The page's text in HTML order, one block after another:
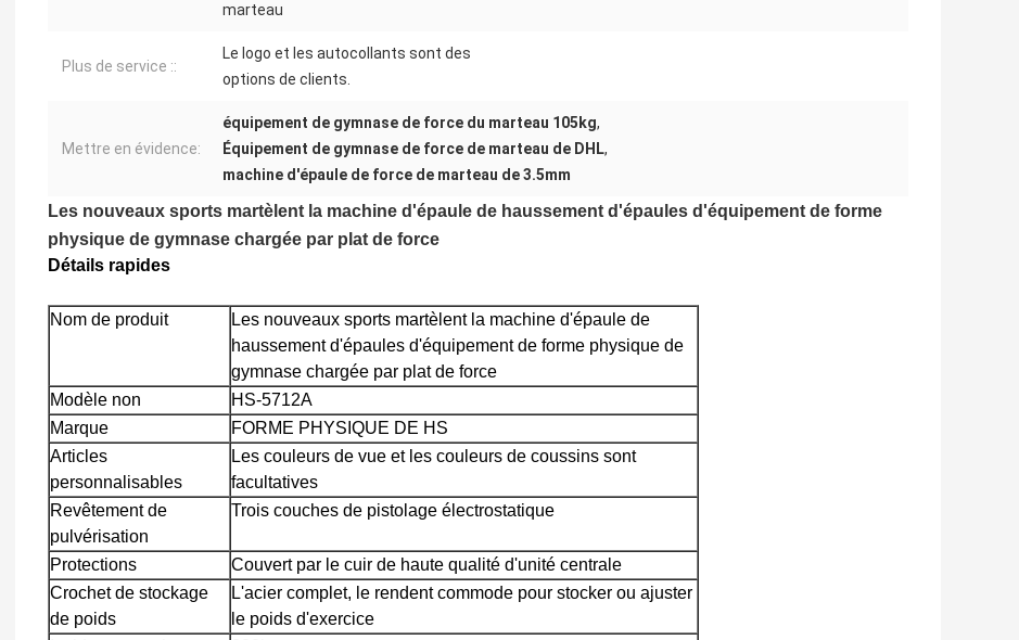
marteau
Plus de service ::
Le logo et les autocollants sont des
options de clients.
Mettre en évidence:
équipement de gymnase de force du marteau 105kg,
Équipement de gymnase de force de marteau de DHL,
machine d'épaule de force de marteau de 3.5mm
Les nouveaux sports martèlent la machine d'épaule de haussement d'épaules d'équipement de forme
physique de gymnase chargée par plat de force
Détails rapides
Nom de produit
Les nouveaux sports martèlent la machine d'épaule de
haussement d'épaules d'équipement de forme physique de
gymnase chargée par plat de force
Modèle non
HS-5712A
Marque
FORME PHYSIQUE DE HS
Articles
personnalisables
Les couleurs de vue et les couleurs de coussins sont
facultatives
Revêtement de
pulvérisation
Trois couches de pistolage électrostatique
Protections
Couvert par le cuir de haute qualité d'unité centrale
Crochet de stockage
de poids
L'acier complet, le rendent commode pour stocker ou ajuster
le poids d'exercice